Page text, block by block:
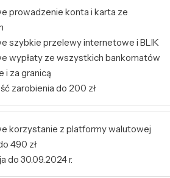
prowadzenie konta i karta ze
szybkie przelewy internetowe i BLIK
wypłaty ze wszystkich bankomatów
i za granicą
zarobienia do 200 zł
korzystanie z platformy walutowej
490 zł
do 30.09.2024 r.